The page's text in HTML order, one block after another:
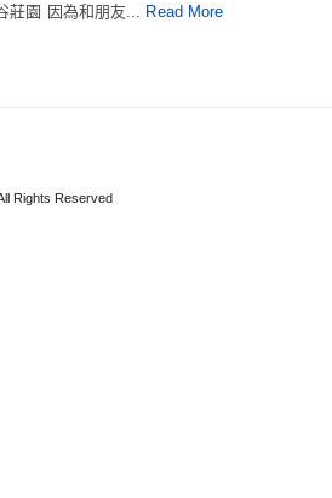
莊園 因為和朋友... Read More
Rights Reserved